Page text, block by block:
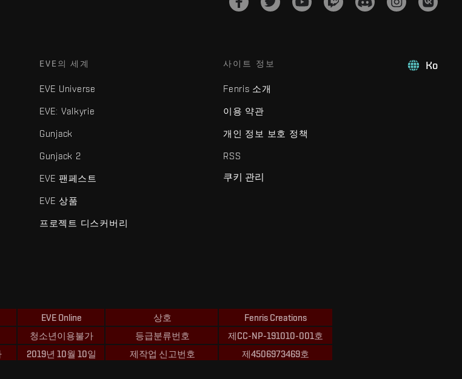
Ko
EVE의 세계
EVE Universe
EVE: Valkyrie
Gunjack
Gunjack 2
EVE 팬페스트
EVE 상품
프로젝트 디스커버리
사이트 정보
Fenris 소개
이용 약관
개인 정보 보호 정책
RSS
쿠키 관리
EVE Online
청소년이용불가
2019년 10월 10일
상호
Fenris Creations
등급분류번호
제CC-NP-191010-001호
제작업 신고번호
제4506973469호